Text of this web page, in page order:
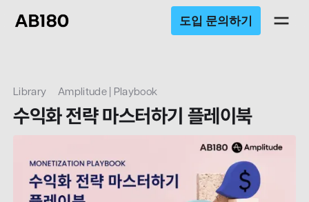
도입 문의하기
Library Amplitude | Playbook
수익화 전략 마스터하기 플레이북